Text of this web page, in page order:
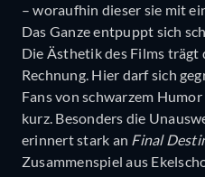
– woraufhin dieser sie mit
Das Ganze entpuppt sich
Die Ästhetik des Films trägt
Rechnung. Hier darf sich
Fans von schwarzem
kurz. Besonders die
erinnert stark an Final
Zusammenspiel aus